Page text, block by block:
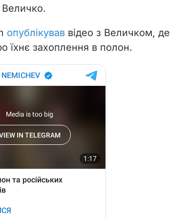
Величко.
опублікував відео з Величком, де
їхнє захоплення в полон.